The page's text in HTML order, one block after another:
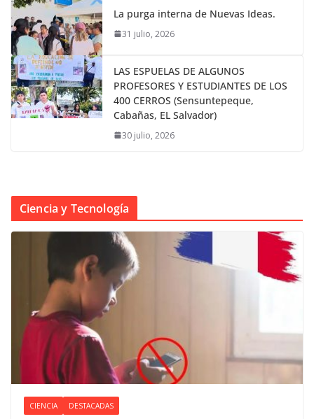
La purga interna de Nuevas Ideas.
31 julio, 2026
LAS ESPUELAS DE ALGUNOS
PROFESORES Y ESTUDIANTES DE LOS
400 CERROS (Sensuntepeque,
Cabañas, EL Salvador)
30 julio, 2026
Ciencia y Tecnología
CIENCIA DESTACADAS